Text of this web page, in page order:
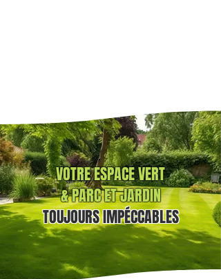
VOTRE ESPACE VERT
& PARC ET JARDIN
TOUJOURSIMPÉCCABLES